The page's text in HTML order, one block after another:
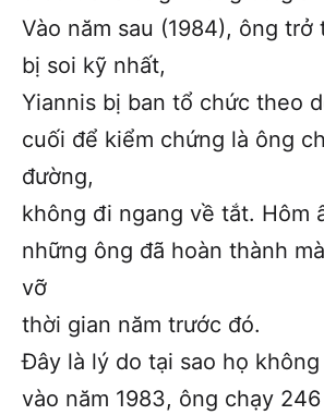
Vào năm sau (1984), ông trở
bị soi kỹ nhất,
Yiannis bị ban tổ chức theo
cuối để kiểm chứng là ông
đường,
không đi ngang về tắt. Hôm
những ông đã hoàn thành
vỡ
thời gian năm trước đó.
Đây là lý do tại sao họ
vào năm 1983, ông chạy